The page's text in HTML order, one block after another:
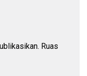
Ruas